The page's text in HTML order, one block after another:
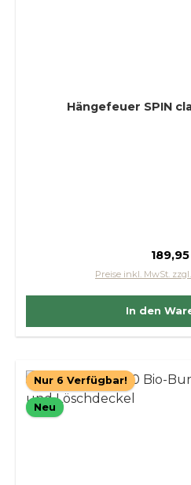
Hängefeuer SPIN
Preise inkl. MwSt.
In den
Nur 6 Verfügbar!
Neu